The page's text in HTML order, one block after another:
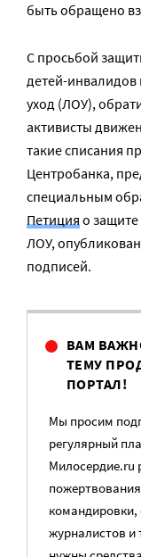
быть обращено
С просьбой
детей-
уход (ЛОУ),
активисты
такие списания
Центробанка,
специальным
Петицияо
ЛОУ,
подписей.
ВАМ
ТЕМУ
ПОРТАЛ!
Мы просим
регулярный
Милосердие.ru
командировки,
журналистов и